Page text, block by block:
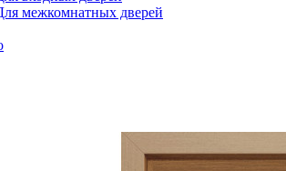
межкомнатных дверей